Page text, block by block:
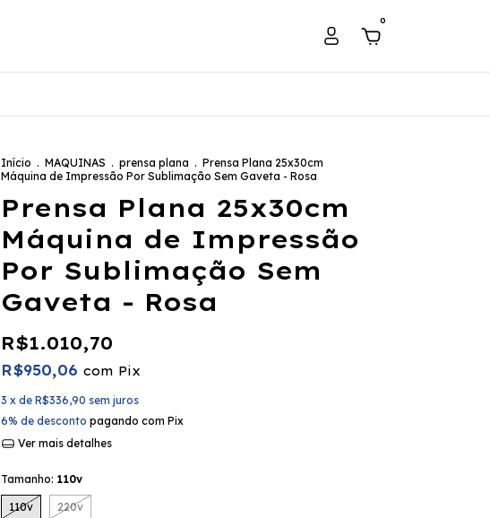
0
Início . MAQUINAS . prensa plana . Prensa Plana 25x30cm
Máquina de Impressão Por Sublimação Sem Gaveta - Rosa
Prensa Plana 25x30cm
Máquina de Impressão
Por Sublimação Sem
Gaveta - Rosa
R$1.010,70
R$950,06 com Pix
3 x de R$336,90 sem juros
6% de desconto pagando com Pix
Ver mais detalhes
Tamanho: 110v
110v 220v